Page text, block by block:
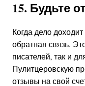
15. Будьте
Когда дело
обратная связь.
писателей, так и
Пулитцеровскую
отзывы на свой